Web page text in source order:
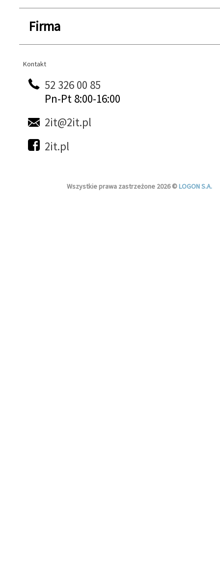
Firma
Kontakt
Kontakt
52 326 00 85
Pn-Pt 8:00-16:00
2it@2it.pl
2it.pl
Wszystkie prawa zastrzeżone 2026 ©LOGON S.A.